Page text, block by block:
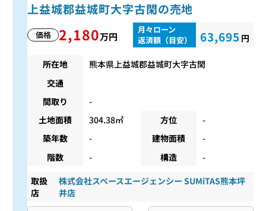
上益城郡益城町大字古閑の売地
価格 2,180万円
月々ローン
返済額（目安）
63,695 円
所在地
熊本県上益城郡益城町大字古閑
交通
間取り
-
土地面積
304.38㎡ 方位
-
築年数
- 建物面積
-
階数
- 構造 -
取扱
店
株式会社スペースエージェンシー SUMiTAS熊本坪
井店